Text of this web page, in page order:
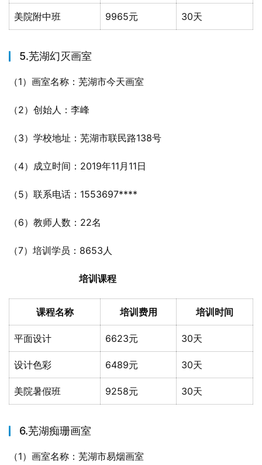
美院附中班 9965元 30天
5.芜湖幻灭画室
（1）画室名称：芜湖市今天画室
（2）创始人：李峰
（3）学校地址：芜湖市联民路138号
（4）成立时间：2019年11月11日
（5）联系电话：1553697****
（6）教师人数：22名
（7）培训学员：8653人
培训课程
课程名称 培训费用 培训时间
平面设计 6623元 30天
设计色彩 6489元 30天
美院暑假班 9258元 30天
6.芜湖痴珊画室
（1）画室名称：芜湖市易烟画室